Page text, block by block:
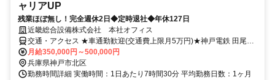
ャリアUP
残業ほぼ無し！完全週休2日◆定時退社◆年休127日
近畿総合設備株式会社 本社オフィス
交通・アクセス ★車通勤歓迎(交通費上限月5万円)★神戸電鉄 田尾寺
駅から車で5分
月給350,000円～500,000円
兵庫県神戸市北区
勤務時間詳細 実働時間：1日あたり7時間30分 平均勤務日数：1ヶ月